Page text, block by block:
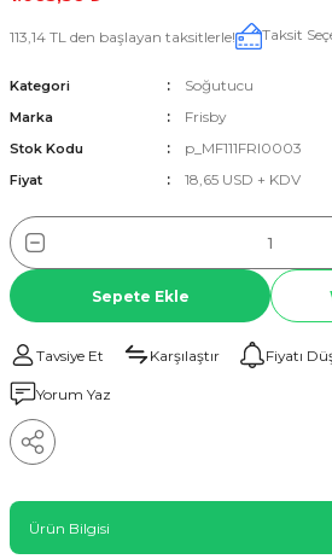
113,14 TL den başlayan taksitlerle! Taksit
Kategori Soğutucu
Marka Frisby
Stok Kodu p_MF111FRI0003
Fiyat 18,65 USD + KDV
Sepete Ekle
Tavsiye Et Karşılaştır Fiyatı
Yorum Yaz
Ürün Bilgisi